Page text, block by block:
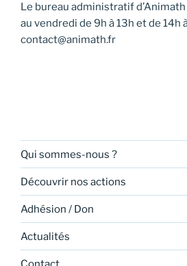
Le bureau administratif
au vendredi de 9h à 13h et de 14h
contact@animath.fr
Qui sommes-nous ?
Découvrir nos actions
Adhésion / Don
Actualités